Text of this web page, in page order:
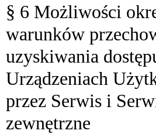
§ 6 Możliwości
warunków
uzyskiwania
Urządzeniach
przez Serwis i
zewnętrzne